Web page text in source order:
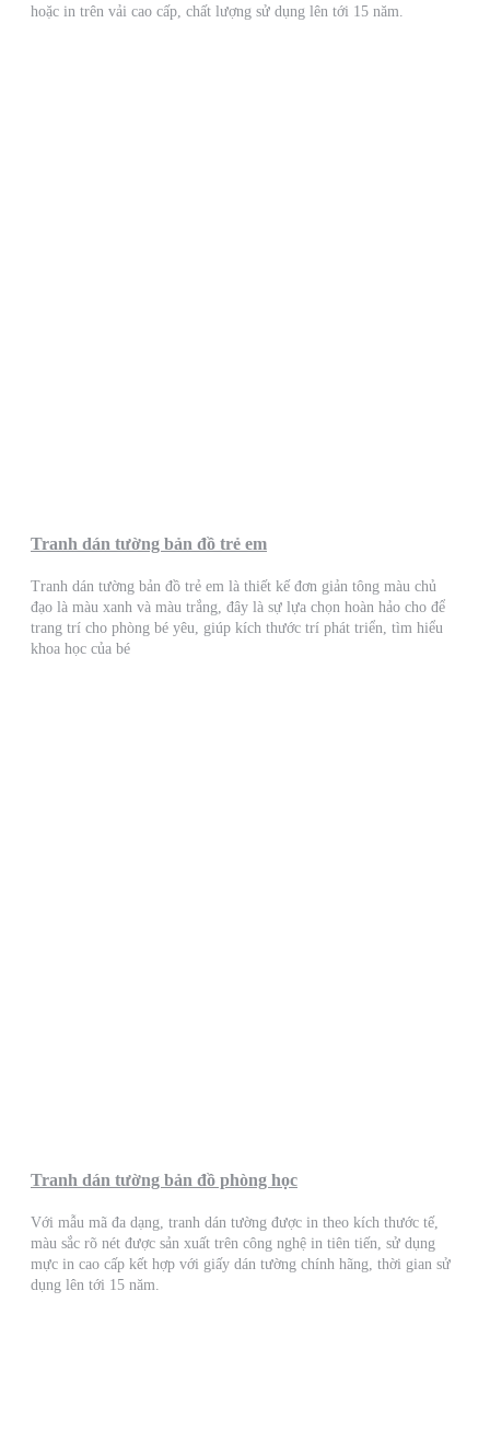
hoặc in trên vải cao cấp, chất lượng sử dụng lên tới 15 năm.
Tranh dán tường bản đồ trẻ em
Tranh dán tường bản đồ trẻ em là thiết kế đơn giản tông màu chủ
đạo là màu xanh và màu trắng, đây là sự lựa chọn hoàn hảo cho để
trang trí cho phòng bé yêu, giúp kích thước trí phát triển, tìm hiểu
khoa học của bé
Tranh dán tường bản đồ phòng học
Với mẫu mã đa dạng, tranh dán tường được in theo kích thước tế,
màu sắc rõ nét được sản xuất trên công nghệ in tiên tiến, sử dụng
mực in cao cấp kết hợp với giấy dán tường chính hãng, thời gian sử
dụng lên tới 15 năm.